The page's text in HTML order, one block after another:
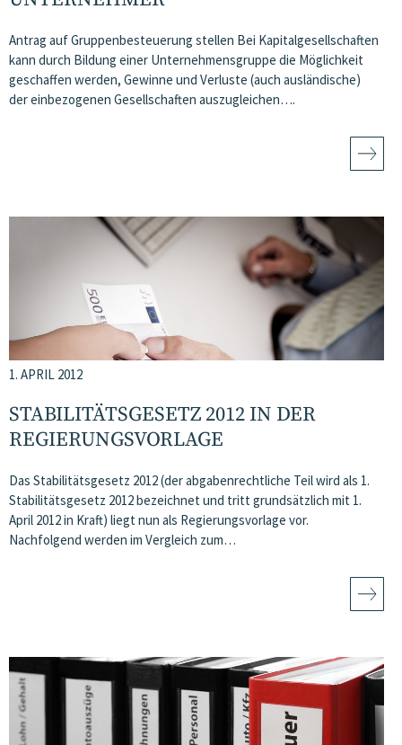
Antrag auf Gruppenbesteuerung stellen Bei Kapitalgesellschaften
kann durch Bildung einer Unternehmensgruppe die Möglichkeit
geschaffen werden, Gewinne und Verluste (auch ausländische)
der einbezogenen Gesellschaften auszugleichen….
1. APRIL 2012
STABILITÄTSGESETZ 2012 IN DER
REGIERUNGSVORLAGE
Das Stabilitätsgesetz 2012 (der abgabenrechtliche Teil wird als 1.
Stabilitätsgesetz 2012 bezeichnet und tritt grundsätzlich mit 1.
April 2012 in Kraft) liegt nun als Regierungsvorlage vor.
Nachfolgend werden im Vergleich zum…